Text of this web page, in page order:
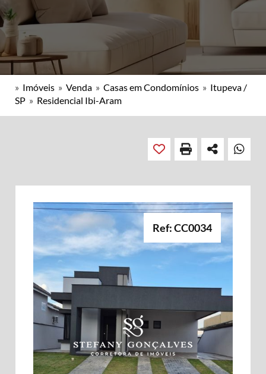
» Imóveis » Venda » Casas em Condomínios » Itupeva /
SP » Residencial Ibi-Aram
Ref: CC0034